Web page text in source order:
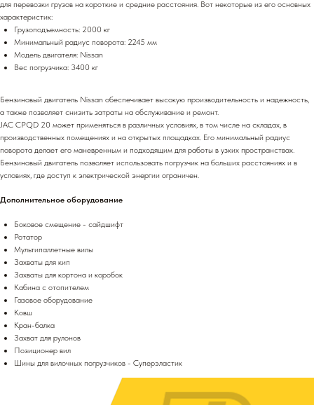
для перевозки грузов на короткие и средние расстояния. Вот некоторые из его основных
характеристик:
Грузоподъемность: 2000 кг
Минимальный радиус поворота: 2245 мм
Модель двигателя: Nissan
Вес погрузчика: 3400 кг
Бензиновый двигатель Nissan обеспечивает высокую производительность и надежность,
а также позволяет снизить затраты на обслуживание и ремонт.
JAC CPQD 20 может применяться в различных условиях, в том числе на складах, в
производственных помещениях и на открытых площадках. Его минимальный радиус
поворота делает его маневренным и подходящим для работы в узких пространствах.
Бензиновый двигатель позволяет использовать погрузчик на больших расстояниях и в
условиях, где доступ к электрической энергии ограничен.
Дополнительное оборудование
Боковое смещение - сайдшифт
Ротатор
Мультипаллетные вилы
Захваты для кип
Захваты для кортона и коробок
Кабина с отопителем
Газовое оборудование
Ковш
Кран-балка
Захват для рулонов
Позиционер вил
Шины для вилочных погрузчиков - Суперэластик